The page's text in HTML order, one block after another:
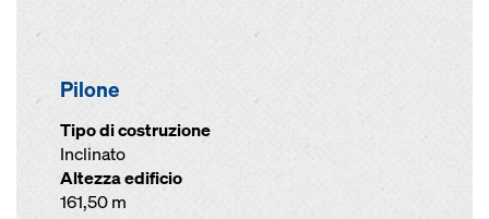
Pilone
Tipo di costruzione
Inclinato
Altezza edificio
161,50 m